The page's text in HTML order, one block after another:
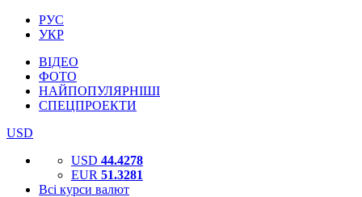
РУС
УКР
ВІДЕО
ФОТО
НАЙПОПУЛЯРНІШІ
СПЕЦПРОЕКТИ
USD
USD 44.4278
EUR 51.3281
Всі курси валют